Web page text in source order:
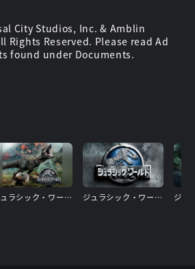
City Studios, Inc. & Amblin
Rights Reserved. Please read Ad
found under Documents.
ジュラシック・ワールド/炎の王国 ジュラシック・ワールド